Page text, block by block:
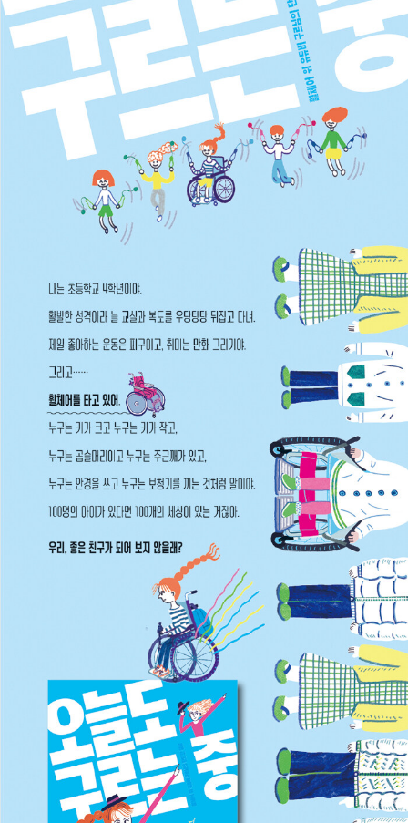
조금 더 많은 어린이들이 자신의 다름을 편히 받아들일 수 있으면
좋겠습니다. 세상과 불화하는 수많은 순간들을 나의 다름 탓으로
돌리지 않았으면 좋겠습니다. 세상의 기준에 자신을 끼워맞추는
사람이 아니라, 나 그 자체로도 살아갈 수 있는 세상을 상상하는
힘을 가졌으면 좋겠습니다. 휠체어를 타고 갈 수 없는 길을 보면
서, 좌절하거나 뒤돌지 않고 ‘모든 곳을 잇는 경사로’를 상상하는
이야기 속의 ‘나’처럼요. 그런 상상이 모이면, 저는 정말로, 당연
히, 세상이 바뀔 수 있다고 믿습니다.